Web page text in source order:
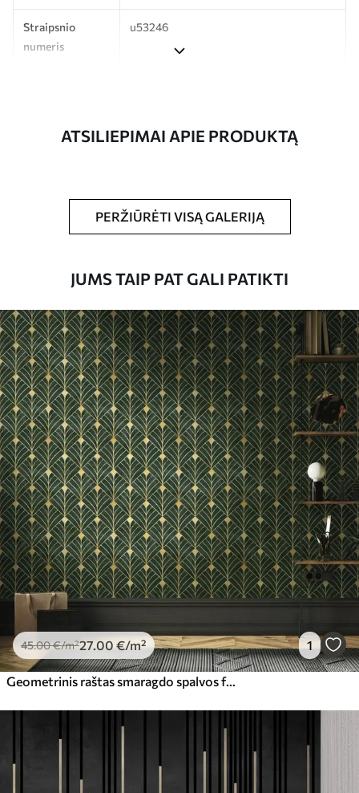
Straipsnio
numeris
u53246
Tapetus galima švelniai valyti minkšta
kempine. Lakuotus tapetus galima valyti
Taikymo būdas Sklandus taikymas
Turimos medžiagos
Standartas
45.0027.00€/m²
Premiumas
56.6734.00€/m²
Premium vinilas
65.0039.00€/m²
Peel and Stick
81.6548.99 €/m²
ATSILIEPIMAI APIE PRODUKTĄ
PERŽIŪRĖTI VISĄ GALERIJĄ
JUMS TAIP PAT GALI PATIKTI
45.00€/m²27 .00 €/m² 1
Geometrinis raštas smaragdo spalvos fone